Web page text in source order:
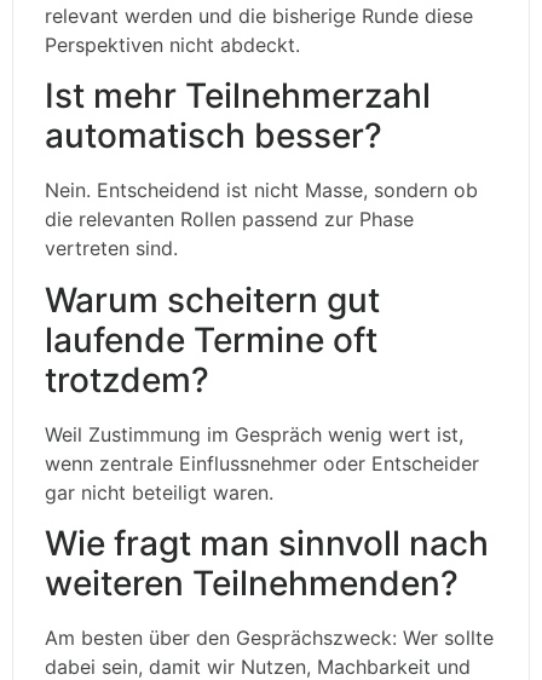
relevant werden und die bisherige Runde diese
Perspektiven nicht abdeckt.
Ist mehr Teilnehmerzahl
automatisch besser?
Nein. Entscheidend ist nicht Masse, sondern ob
die relevanten Rollen passend zur Phase
vertreten sind.
Warum scheitern gut
laufende Termine oft
trotzdem?
Weil Zustimmung im Gespräch wenig wert ist,
wenn zentrale Einflussnehmer oder Entscheider
gar nicht beteiligt waren.
Wie fragt man sinnvoll nach
weiteren Teilnehmenden?
Am besten über den Gesprächszweck: Wer sollte
dabei sein, damit wir Nutzen, Machbarkeit und